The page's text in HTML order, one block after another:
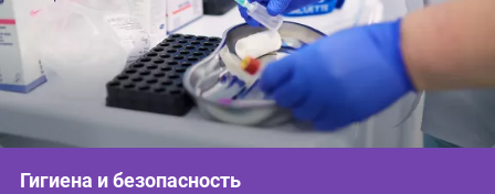
Гигиена и безопасность